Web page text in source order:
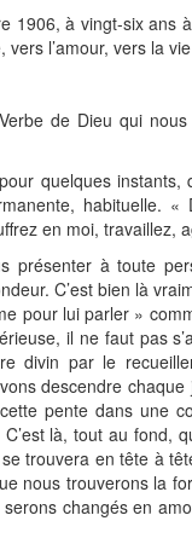
1906, à vingt-six ans
l’amour, vers la
de Dieu qui
quelques instants,
habituelle.
en moi, travaillez,
présenter à toute
C’est bien là
pour lui parler »
il ne faut pas
divin par le
descendre
pente dans une
là, tout au fond,
trouvera en tête à
nous trouverons la
changés en